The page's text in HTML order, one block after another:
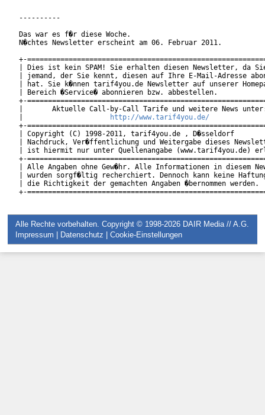
----------
Das war es f�r diese Woche.
N�chtes Newsletter erscheint am 06. Februar 2011.
+-
| Dies ist kein SPAM! Sie erhalten diesen Newsletter, da
| jemand, der Sie kennt, diesen auf Ihre E-Mail-Adresse
| hat. Sie k�nnen tarif4you.de Newsletter auf unserer
| Bereich �Service� abonnieren bzw. abbestellen.
+-
|       Aktuelle Call-by-Call Tarife und weitere News
http://www.tarif4you.de/
+-
| Copyright (C) 1998-2011, tarif4you.de , D�sseldorf
| Nachdruck, Ver�ffentlichung und Weitergabe dieses
| ist hiermit nur unter Quellenangabe (www.tarif4you.de)
+-
| Alle Angaben ohne Gew�hr. Alle Informationen in diesem
| wurden sorgf�ltig recherchiert. Dennoch kann keine
| die Richtigkeit der gemachten Angaben �bernommen
Alle Rechte vorbehalten. Copyright © 1998-2026 DAIR Media // A.G.
Impressum | Datenschutz | Cookie-Einstellungen